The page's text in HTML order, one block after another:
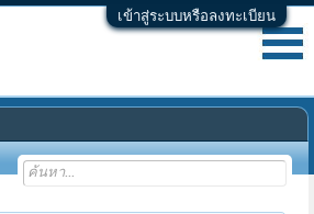
เข้าสู่ระบบหรือลงทะเบียน